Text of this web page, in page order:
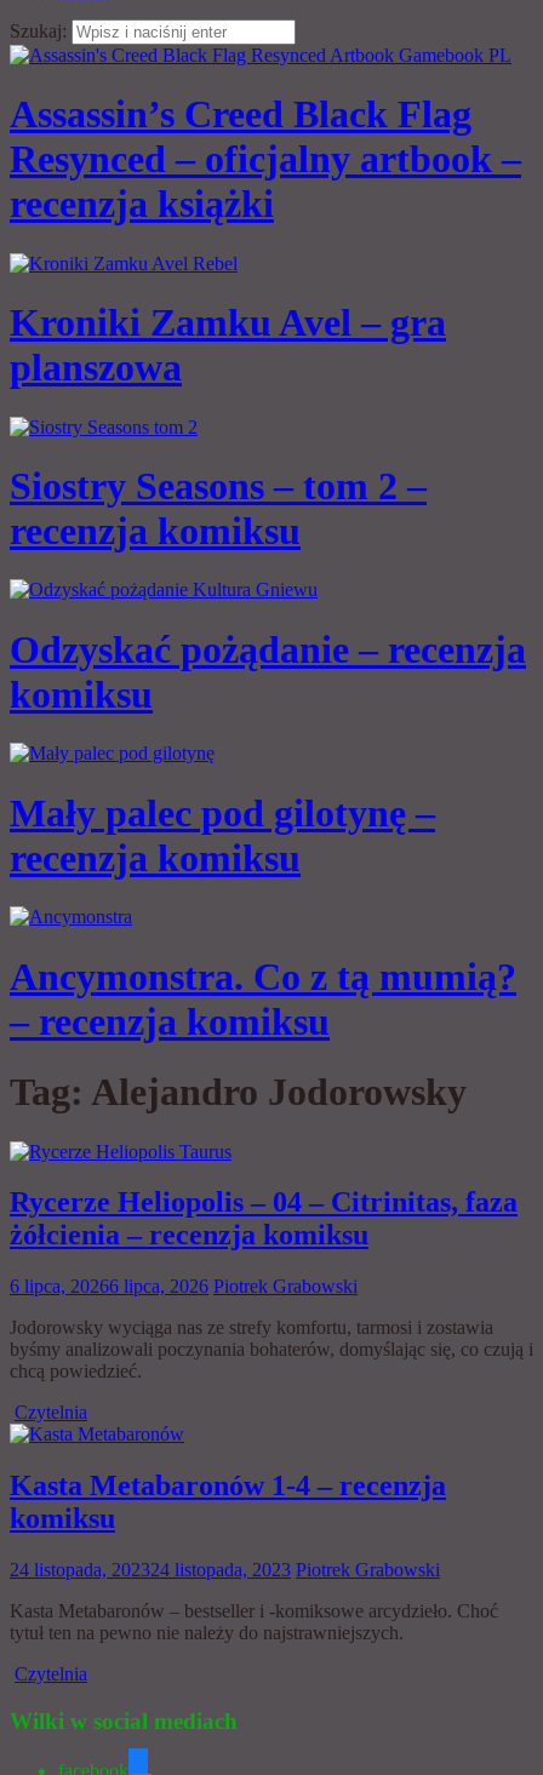
Szukaj:
Assassin’s Creed Black Flag
Resynced – oficjalny artbook –
recenzja książki
Kroniki Zamku Avel – gra
planszowa
Siostry Seasons – tom 2 –
recenzja komiksu
Odzyskać pożądanie – recenzja
komiksu
Mały palec pod gilotynę –
recenzja komiksu
Ancymonstra. Co z tą mumią?
– recenzja komiksu
Tag: Alejandro Jodorowsky
Rycerze Heliopolis – 04 – Citrinitas, faza
żółcienia – recenzja komiksu
6 lipca, 20266 lipca, 2026 Piotrek Grabowski
Jodorowsky wyciąga nas ze strefy komfortu, tarmosi i zostawia
byśmy analizowali poczynania bohaterów, domyślając się, co czują i
chcą powiedzieć.
Czytelnia
Kasta Metabaronów 1-4 – recenzja
komiksu
24 listopada, 202324 listopada, 2023 Piotrek Grabowski
Kasta Metabaronów – bestseller i -komiksowe arcydzieło. Choć
tytuł ten na pewno nie należy do najstrawniejszych.
Czytelnia
Wilki w social mediach
facebook